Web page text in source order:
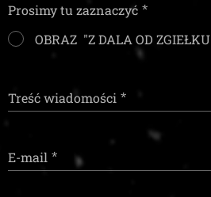
Prosimy tu zaznaczyć
OBRAZ "Z DALA OD
Treść wiadomości
E-mail